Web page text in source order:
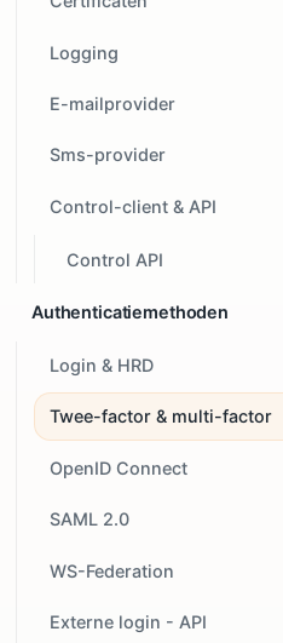
Logging
E-mailprovider
Sms-provider
Control-client & API
Control API
Authenticatiemethoden
Login & HRD
Twee-factor & multi-factor
OpenID Connect
SAML 2.0
WS-Federation
Externe login - API